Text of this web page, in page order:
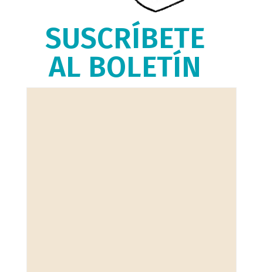
SUSCRÍBETE
AL BOLETÍN